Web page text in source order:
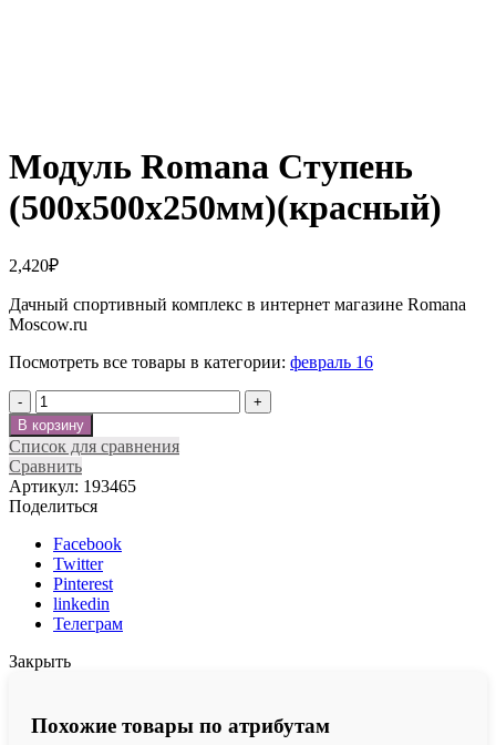
Модуль Romana Ступень
(500х500х250мм)(красный)
2,420₽
Дачный спортивный комплекс в интернет магазине Romana
Moscow.ru
Посмотреть все товары в категории: февраль 16
Количество
В корзину
Список для сравнения
Сравнить
Артикул: 193465
Поделиться
Facebook
Twitter
Pinterest
linkedin
Телеграм
Закрыть
Похожие товары по атрибутам